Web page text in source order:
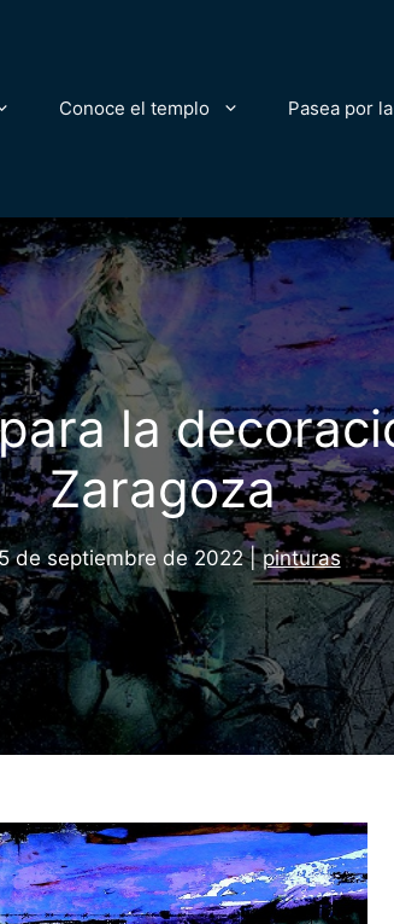
Conoce el templo Pasea por
la
Zaragoza
de septiembre de 2022|pinturas